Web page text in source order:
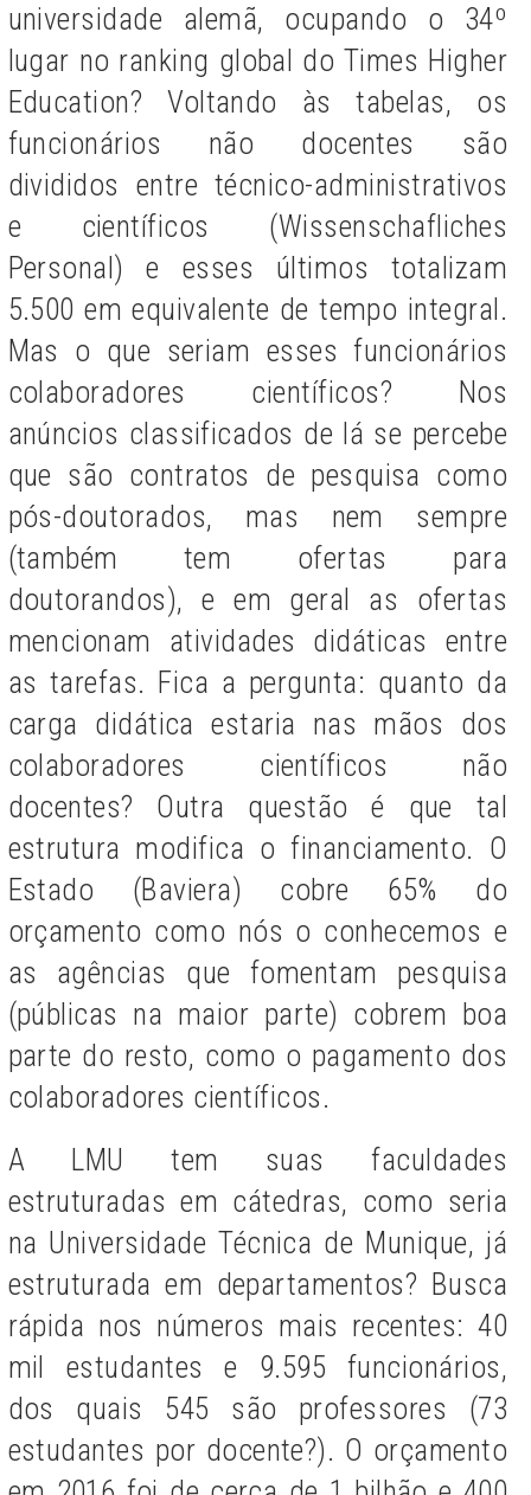
universidade alemã, ocupando o 34º
lugar no ranking global do Times Higher
Education? Voltando às tabelas, os
funcionários não docentes são
divididos entre técnico-administrativos
e científicos (Wissenschafliches
Personal) e esses últimos totalizam
5.500 em equivalente de tempo integral.
Mas o que seriam esses funcionários
colaboradores científicos? Nos
anúncios classificados de lá se percebe
que são contratos de pesquisa como
pós-doutorados, mas nem sempre
(também tem ofertas para
doutorandos), e em geral as ofertas
mencionam atividades didáticas entre
as tarefas. Fica a pergunta: quanto da
carga didática estaria nas mãos dos
colaboradores científicos não
docentes? Outra questão é que tal
estrutura modifica o financiamento. O
Estado (Baviera) cobre 65% do
orçamento como nós o conhecemos e
as agências que fomentam pesquisa
(públicas na maior parte) cobrem boa
parte do resto, como o pagamento dos
colaboradores científicos.
A LMU tem suas faculdades
estruturadas em cátedras, como seria
na Universidade Técnica de Munique, já
estruturada em departamentos? Busca
rápida nos números mais recentes: 40
mil estudantes e 9.595 funcionários,
dos quais 545 são professores (73
estudantes por docente?). O orçamento